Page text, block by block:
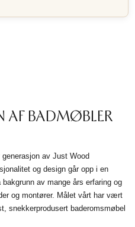
AF BADMØBLER
av Just Wood
og design går opp i en
av mange års erfaring og
og montører. Målet vårt har vært
snekkerprodusert baderomsmøbel